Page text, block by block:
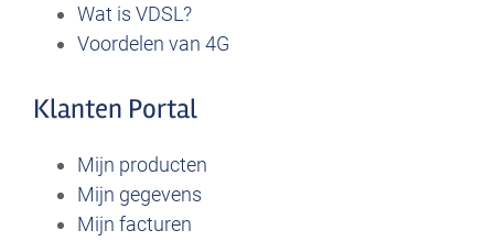
Wat is VDSL?
Voordelen van 4G
Klanten Portal
Mijn producten
Mijn gegevens
Mijn facturen